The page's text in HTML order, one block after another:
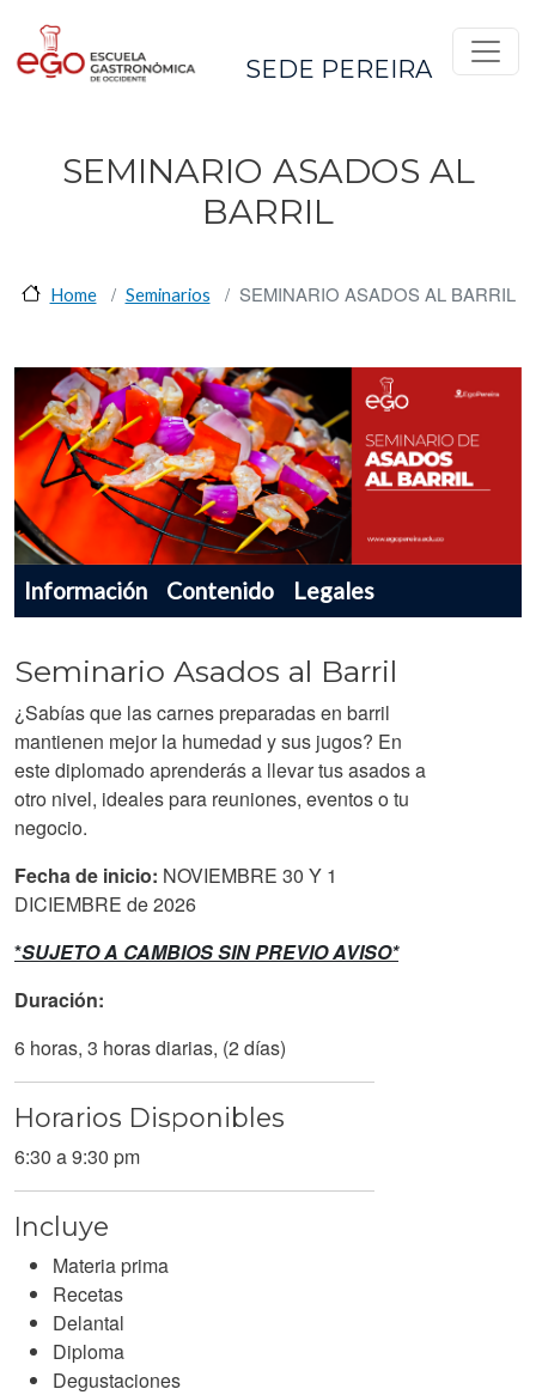
SEDE PEREIRA
SEMINARIO ASADOS AL
BARRIL
Home Seminarios SEMINARIO ASADOS AL BARRIL
Menu navegador producto
Información Contenido Legales
Seminario Asados al Barril
¿Sabías que las carnes preparadas en barril
mantienen mejor la humedad y sus jugos? En
este diplomado aprenderás a llevar tus asados a
otro nivel, ideales para reuniones, eventos o tu
negocio.
Fecha de inicio: NOVIEMBRE 30 Y 1
DICIEMBRE de 2026
*SUJETO A CAMBIOS SIN PREVIO AVISO*
Duración:
6 horas, 3 horas diarias, (2 días)
Horarios Disponibles
6:30 a 9:30 pm
Incluye
Materia prima
Recetas
Delantal
Diploma
Degustaciones